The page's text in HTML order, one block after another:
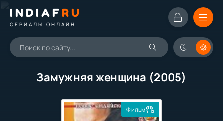
INDIAFRU
СЕРИАЛЫ ОНЛАЙН
Замужняя женщина (2005)
Фильм